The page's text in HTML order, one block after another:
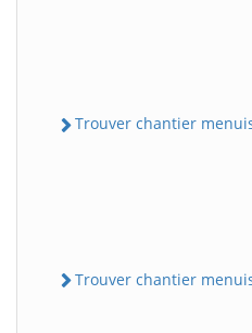
Trouver chantier
Trouver chantier